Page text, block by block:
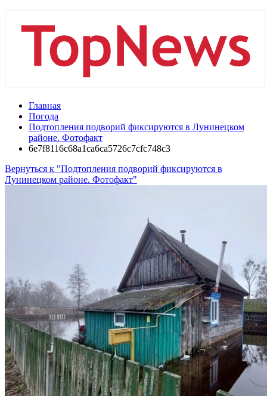
Главная
Погода
Подтопления подворий фиксируются в Лунинецком
районе. Фотофакт
6e7f8116c68a1ca6ca5726c7cfc748c3
Вернуться к "Подтопления подворий фиксируются в
Лунинецком районе. Фотофакт"